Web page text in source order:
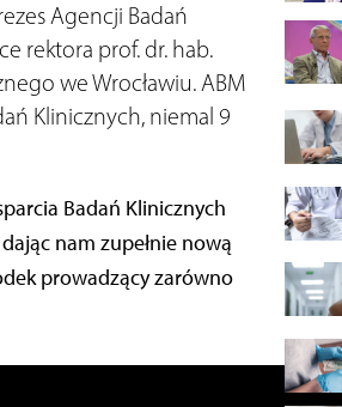
Agencji Badań
rektora prof. dr. hab.
we Wrocławiu. ABM
Klinicznych, niemal 9
Badań Klinicznych
nam zupełnie nową
prowadzący zarówno